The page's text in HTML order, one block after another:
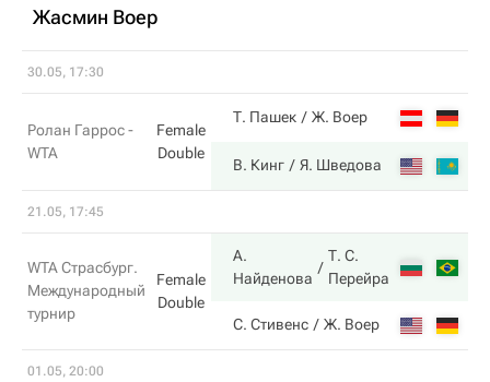
Жасмин Воер
30.05, 17:30
Ролан Гаррос -
WTA
Female
Double
Т. Пашек Ж. Воер
В. Кинг Я. Шведова
21.05, 17:45
WTA Страсбург.
Международный
турнир
Female
Double
А.
Найденова
Т. С.
Перейра
С. Стивенс Ж. Воер
01.05, 20:00